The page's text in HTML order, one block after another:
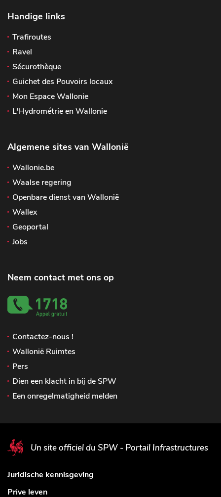
Handige links
Trafiroutes
Ravel
Sécurothèque
Guichet des Pouvoirs locaux
Mon Espace Wallonie
L'Hydrométrie en Wallonie
Algemene sites van Wallonië
Wallonie.be
Waalse regering
Openbare dienst van Wallonië
Wallex
Geoportal
Jobs
Neem contact met ons op
Contactez-nous !
Wallonië Ruimtes
Pers
Dien een klacht in bij de SPW
Een onregelmatigheid melden
Un site officiel du SPW - Portail Infrastructures
Juridische kennisgeving
Prive leven